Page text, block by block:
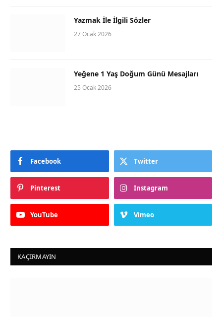
Yazmak İle İlgili Sözler
27 Ocak 2026
Yeğene 1 Yaş Doğum Günü Mesajları
25 Ocak 2026
Facebook Twitter
Pinterest Instagram
YouTube Vimeo
KAÇIRMAYIN